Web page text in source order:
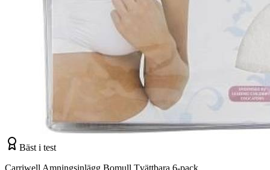
Bäst i test
Carriwell Amningsinlägg Bomull Tvättbara 6-pack